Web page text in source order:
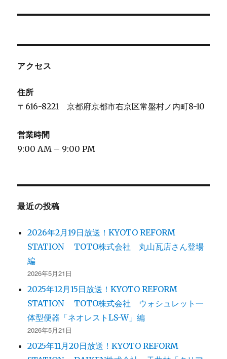
アクセス
住所
〒616-8221 京都府京都市右京区常盤村ノ内町8-10
営業時間
9:00 AM – 9:00 PM
最近の投稿
2026年2月19日放送！KYOTO REFORM
STATION TOTO株式会社 丸山瓦店さん登場
編
2026年5月21日
2025年12月15日放送！KYOTO REFORM
STATION TOTO株式会社 ウォシュレット一
体型便器「ネオレストLS-W」編
2026年5月21日
2025年11月20日放送！KYOTO REFORM